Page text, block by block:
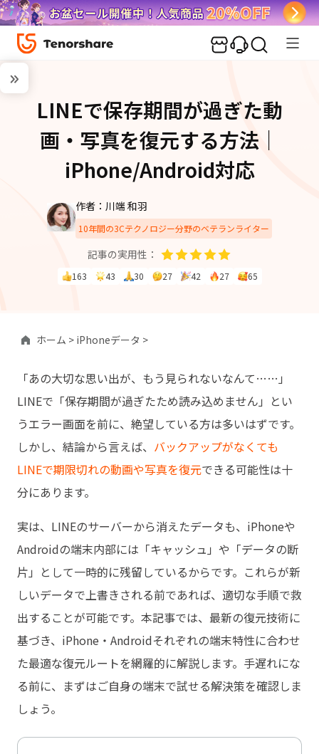
LINEで保存期間が過ぎた動
画・写真を復元する方法｜
iPhone/Android対応
作者：川端 和羽
10年間の3Cテクノロジー分野のベテランライター
記事の実用性：
163 43 30 27 42 27 65
ホーム > iPhoneデータ >
「あの大切な思い出が、もう見られないなんて……」
LINEで「保存期間が過ぎたため読み込めません」とい
うエラー画面を前に、絶望している方は多いはずです。
しかし、結論から言えば、 バックアップがなくても
LINEで期限切れの動画や写真を復元できる可能性は十
分にあります。
実は、LINEのサーバーから消えたデータも、iPhoneや
Androidの端末内部には「キャッシュ」や「データの断
片」として一時的に残留しているからです。これらが新
しいデータで上書きされる前であれば、適切な手順で救
出することが可能です。本記事では、最新の復元技術に
基づき、iPhone・Androidそれぞれの端末特性に合わせ
た最適な復元ルートを網羅的に解説します。手遅れにな
る前に、まずはご自身の端末で試せる解決策を確認しま
しょう。